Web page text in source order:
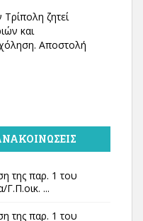
ζητεί
και
Αποστολή
της παρ. 1 του
Γ.Π.οικ. ...
της παρ. 1 του